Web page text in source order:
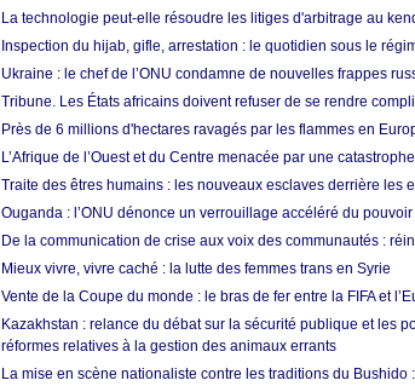
La technologie peut-elle résoudre les litiges d'arbitrage au
Inspection du hijab, gifle, arrestation : le quotidien sous le
Ukraine : le chef de l’ONU condamne de nouvelles frappes
Tribune. Les États africains doivent refuser de se rendre
Près de 6 millions d'hectares ravagés par les flammes en
L’Afrique de l’Ouest et du Centre menacée par une
Traite des êtres humains : les nouveaux esclaves derrière les
Ouganda : l’ONU dénonce un verrouillage accéléré du
De la communication de crise aux voix des communautés :
Mieux vivre, vivre caché : la lutte des femmes trans en Syrie
Vente de la Coupe du monde : le bras de fer entre la FIFA et
Kazakhstan : relance du débat sur la sécurité publique et les
réformes relatives à la gestion des animaux errants
La mise en scène nationaliste contre les traditions du